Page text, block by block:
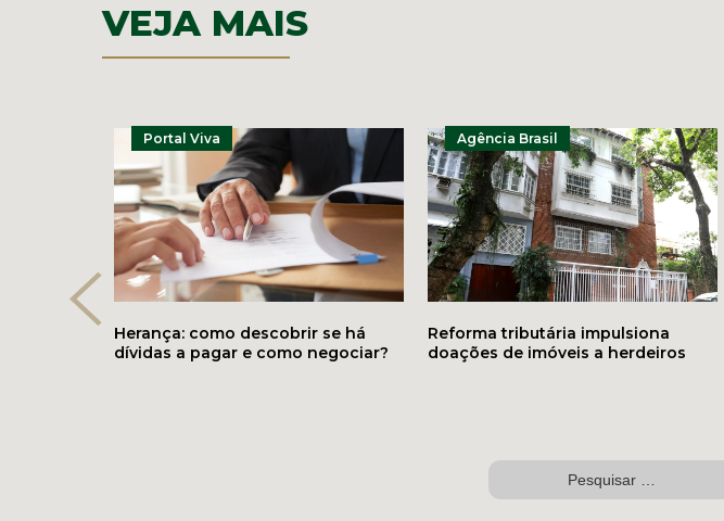
VEJA MAIS
Portal Viva
Herança: como descobrir se há
dívidas a pagar e como negociar?
Agência Brasil
Reforma tributária impulsiona
doações de imóveis a herdeiros